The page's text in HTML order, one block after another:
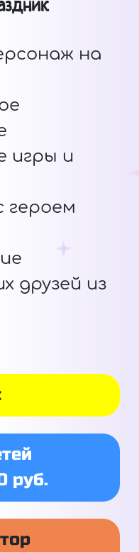
на
игры и
героем
друзей из
руб.